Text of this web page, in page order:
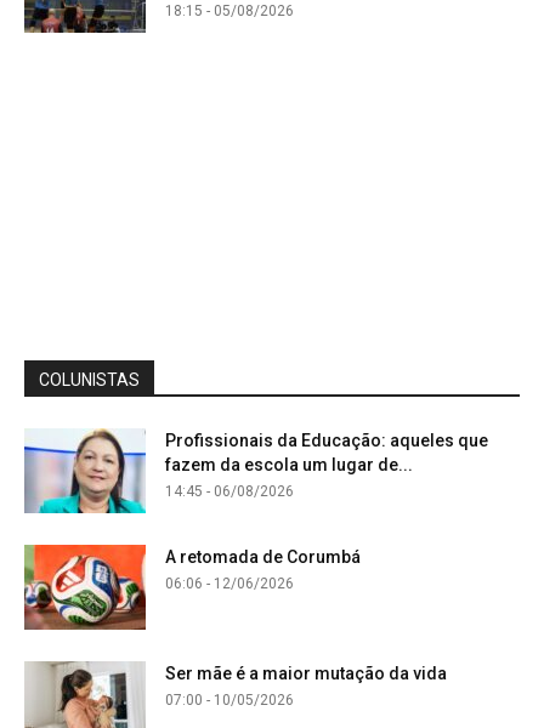
18:15 - 05/08/2026
COLUNISTAS
Profissionais da Educação: aqueles que
fazem da escola um lugar de...
14:45 - 06/08/2026
A retomada de Corumbá
06:06 - 12/06/2026
Ser mãe é a maior mutação da vida
07:00 - 10/05/2026